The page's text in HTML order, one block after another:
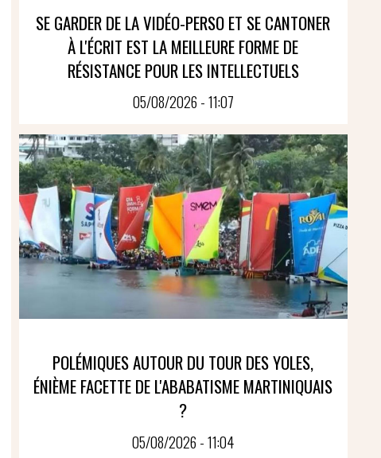
SE GARDER DE LA VIDÉO-PERSO ET SE CANTONER
À L'ÉCRIT EST LA MEILLEURE FORME DE
RÉSISTANCE POUR LES INTELLECTUELS
05/08/2026 - 11:07
POLÉMIQUES AUTOUR DU TOUR DES YOLES,
ÉNIÈME FACETTE DE L'ABABATISME MARTINIQUAIS
?
05/08/2026 - 11:04